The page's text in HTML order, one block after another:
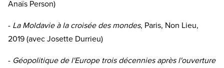
Anaïs Person)
- La Moldavie à la croisée des mondes, Paris, Non Lieu,
2019 (avec Josette Durrieu)
- Géopolitique de l'Europe trois décennies après l'ouverture